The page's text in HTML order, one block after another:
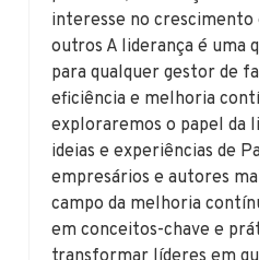
interesse no crescimento
outros A liderança é uma
para qualquer gestor de
eficiência e melhoria
exploraremos o papel da
ideias e experiências de
empresários e autores
campo da melhoria
em conceitos-chave e